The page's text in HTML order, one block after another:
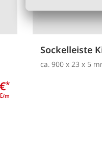
*
/m
Sockelleiste
ca. 900 x 23 x 5